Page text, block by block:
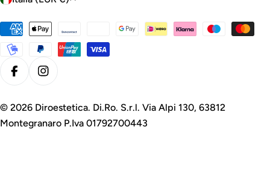
e
/
e
g
Metodi
di
pagamento
FacebookInstagram
© 2026 Diroestetica. Di.Ro. S.r.l. Via Alpi 130, 63812
Montegranaro P.Iva 01792700443